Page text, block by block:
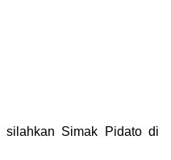
silahkan Simak Pidato di